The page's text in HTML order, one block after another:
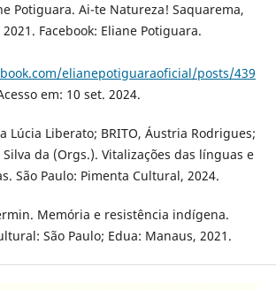
Potiguara. Ai-te Natureza! Saquarema,
Facebook: Eliane Potiguara.
elianepotiguaraoficial/posts/439
em: 10 set. 2024.
Lúcia Liberato; BRITO, Áustria Rodrigues;
Silva da (Orgs.). Vitalizações das línguas e
São Paulo: Pimenta Cultural, 2024.
Memória e resistência indígena.
São Paulo; Edua: Manaus, 2021.